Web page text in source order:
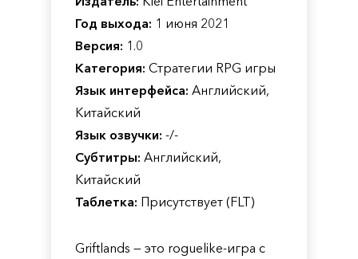
Год выхода: 1 июня 2021
Версия: 1.0
Категория: Стратегии RPG игры
Язык интерфейса: Английский,
Китайский
Язык озвучки: -/-
Субтитры: Английский,
Китайский
Таблетка: Присутствует (FLT)
Griftlands — это roguelike-игра с